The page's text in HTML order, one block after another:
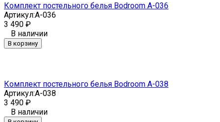
Комплект постельного белья Bodroom A-036
Артикул:A-036
3 490 ₽
В наличии
В корзину
Комплект постельного белья Bodroom A-038
Артикул:A-038
3 490 ₽
В наличии